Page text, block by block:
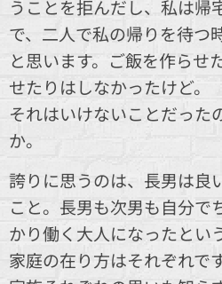
うことを拒んだし、私は帰
で、二人で私の帰りを待つ
と思います。ご飯を作らせ
せたりはしなかったけど。
それはいけないことだった
か。
誇りに思うのは、長男は良
こと。長男も次男も自分で
かり働く大人になったとい
家庭の在り方はそれぞれです